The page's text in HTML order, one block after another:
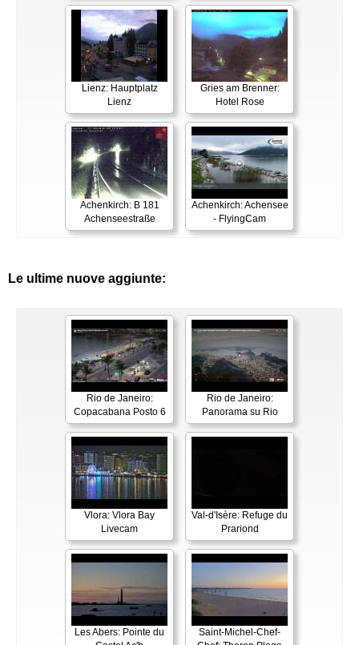
Lienz: Hauptplatz
Lienz
Gries am Brenner:
Hotel Rose
Achenkirch: B 181
Achenseestraße
Achenkirch: Achensee
- FlyingCam
Le ultime nuove aggiunte:
Rio de Janeiro:
Copacabana Posto 6
Rio de Janeiro:
Panorama su Rio
Vlora: Vlora Bay
Livecam
Val-d'Isère: Refuge du
Prariond
Les Abers: Pointe du
Saint-Michel-Chef-